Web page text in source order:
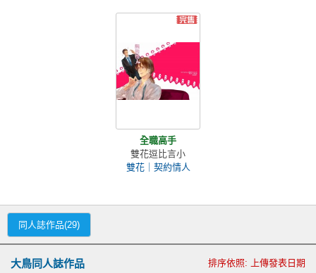
全職高手
雙花逗比言小
雙花｜契約情人
同人誌作品(29)
大鳥同人誌作品 排序依照: 上傳發表日期